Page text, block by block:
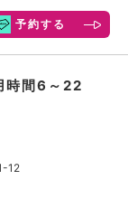
予約する
時間6～22
12